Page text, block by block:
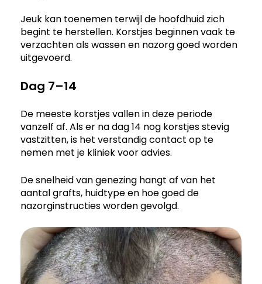
Jeuk kan toenemen terwijl de hoofdhuid zich
begint te herstellen. Korstjes beginnen vaak te
verzachten als wassen en nazorg goed worden
uitgevoerd.
Dag 7–14
De meeste korstjes vallen in deze periode
vanzelf af. Als er na dag 14 nog korstjes stevig
vastzitten, is het verstandig contact op te
nemen met je kliniek voor advies.
De snelheid van genezing hangt af van het
aantal grafts, huidtype en hoe goed de
nazorginstructies worden gevolgd.